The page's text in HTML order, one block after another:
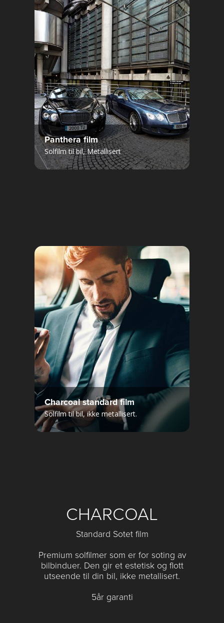
Panthera film
Solfilm til bil, Metallisert
Charcoal standard film
Solfilm til bil, ikke metallisert.
CHARCOAL
Standard Sotet film
Premium solfilmer som er for soting av
bilbinduer. Den gir et estetisk og flott
utseende til din bil, ikke metallisert.
5år garanti